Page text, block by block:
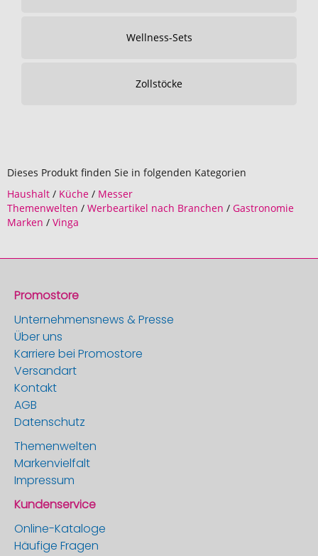
Wellness-Sets
Zollstöcke
Dieses Produkt finden Sie in folgenden Kategorien
Haushalt / Küche / Messer
Themenwelten / Werbeartikel nach Branchen / Gastronomie
Marken / Vinga
Promostore
Unternehmensnews & Presse
Über uns
Karriere bei Promostore
Versandart
Kontakt
AGB
Datenschutz
Themenwelten
Markenvielfalt
Impressum
Kundenservice
Online-Kataloge
Häufige Fragen